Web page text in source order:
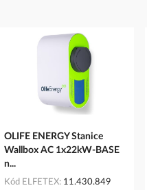
OLIFE ENERGY Stanice
Wallbox AC 1x22kW-BASE
n...
Kód ELFETEX 11.430.849